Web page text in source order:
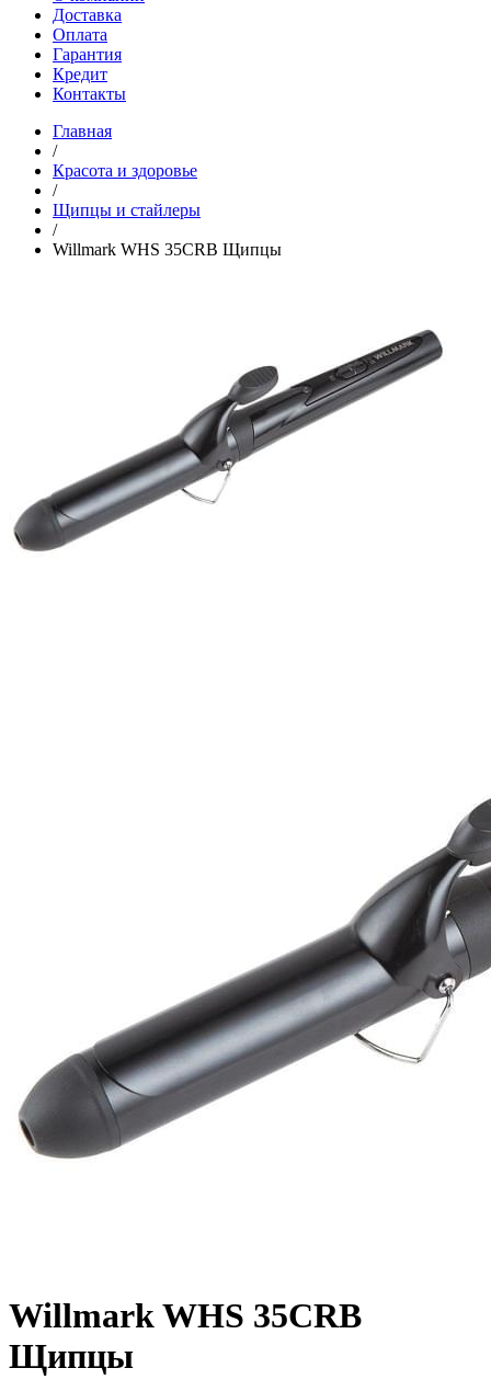
Доставка
Оплата
Гарантия
Кредит
Контакты
Главная
/
Красота и здоровье
/
Щипцы и стайлеры
/
Willmark WHS 35CRB Щипцы
Willmark WHS 35CRB
Щипцы